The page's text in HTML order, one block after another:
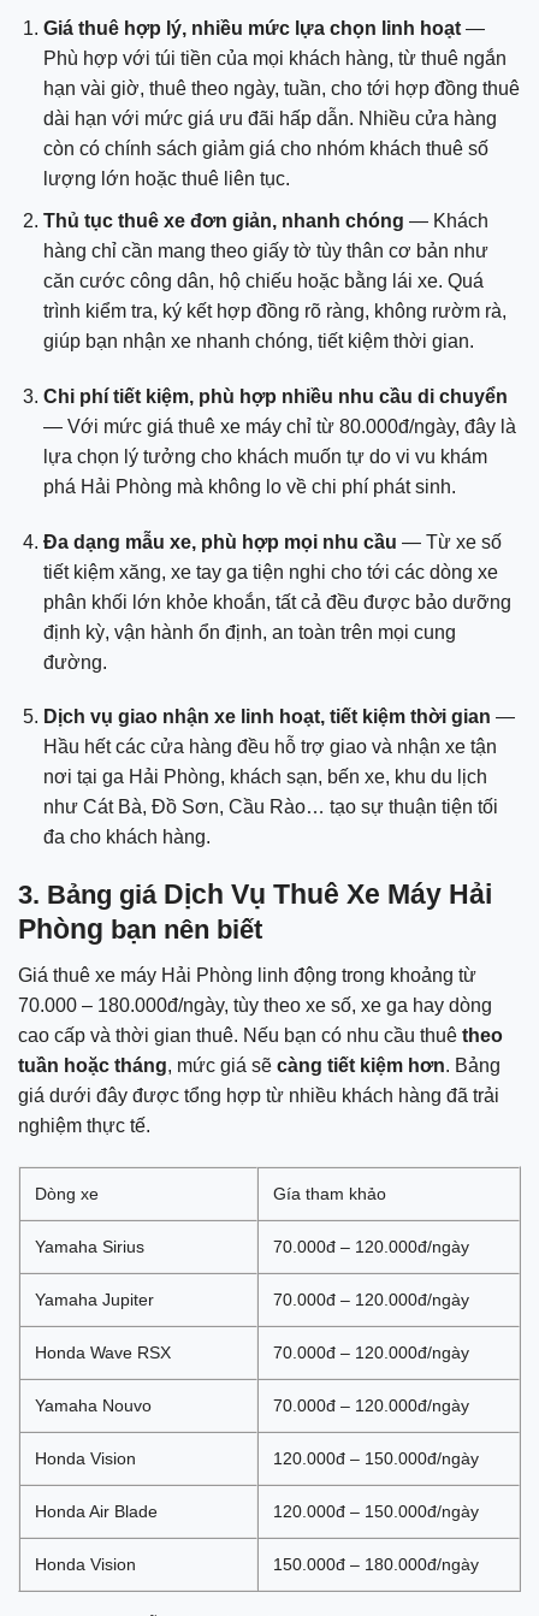
Giá thuê hợp lý, nhiều mức lựa chọn linh hoạt—
Phù hợp với túi tiền của mọi khách hàng, từ thuê ngắn
hạn vài giờ, thuê theo ngày, tuần, cho tới hợp đồng thuê
dài hạn với mức giá ưu đãi hấp dẫn. Nhiều cửa hàng
còn có chính sách giảm giá cho nhóm khách thuê số
lượng lớn hoặc thuê liên tục.
Thủ tục thuê xe đơn giản, nhanh chóng — Khách
hàng chỉ cần mang theo giấy tờ tùy thân cơ bản như
căn cước công dân, hộ chiếu hoặc bằng lái xe. Quá
trình kiểm tra, ký kết hợp đồng rõ ràng, không rườm rà,
giúp bạn nhận xe nhanh chóng, tiết kiệm thời gian.
Chi phí tiết kiệm, phù hợp nhiều nhu cầu di chuyển
— Với mức giá thuê xe máy chỉ từ 80.000đ/ngày, đây là
lựa chọn lý tưởng cho khách muốn tự do vi vu khám
phá Hải Phòng mà không lo về chi phí phát sinh.
Đa dạng mẫu xe, phù hợp mọi nhu cầu — Từ xe số
tiết kiệm xăng, xe tay ga tiện nghi cho tới các dòng xe
phân khối lớn khỏe khoắn, tất cả đều được bảo dưỡng
định kỳ, vận hành ổn định, an toàn trên mọi cung
đường.
Dịch vụ giao nhận xe linh hoạt, tiết kiệm thời gian —
Hầu hết các cửa hàng đều hỗ trợ giao và nhận xe tận
nơi tại ga Hải Phòng, khách sạn, bến xe, khu du lịch
như Cát Bà, Đồ Sơn, Cầu Rào… tạo sự thuận tiện tối
đa cho khách hàng.
3. Bảng giá Dịch Vụ Thuê Xe Máy Hải
Phòng bạn nên biết
Giá thuê xe máy Hải Phòng linh động trong khoảng từ
70.000 – 180.000đ/ngày, tùy theo xe số, xe ga hay dòng
cao cấp và thời gian thuê. Nếu bạn có nhu cầu thuê theo
tuần hoặc tháng, mức giá sẽ càng tiết kiệm hơn. Bảng
giá dưới đây được tổng hợp từ nhiều khách hàng đã trải
nghiệm thực tế.
Dòng xe Gía tham khảo
Yamaha Sirius 70.000đ – 120.000đ/ngày
Yamaha Jupiter 70.000đ – 120.000đ/ngày
Honda Wave RSX 70.000đ – 120.000đ/ngày
Yamaha Nouvo 70.000đ – 120.000đ/ngày
Honda Vision 120.000đ – 150.000đ/ngày
Honda Air Blade 120.000đ – 150.000đ/ngày
Honda Vision 150.000đ – 180.000đ/ngày